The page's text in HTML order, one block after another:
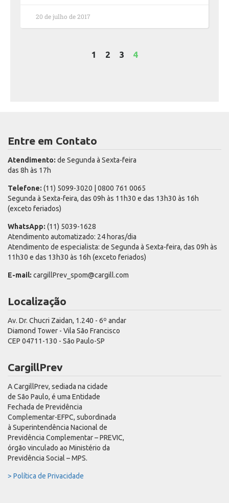
20 de julho de 2017
1 2 3 4
Entre em Contato
Atendimento: de Segunda à Sexta-feira
das 8h às 17h
Telefone: (11) 5099-3020 | 0800 761 0065
Segunda à Sexta-feira, das 09h às 11h30 e das 13h30 às 16h
(exceto feriados)
WhatsApp: (11) 5039-1628
Atendimento automatizado: 24 horas/dia
Atendimento de especialista: de Segunda à Sexta-feira, das 09h às
11h30 e das 13h30 às 16h (exceto feriados)
E-mail: cargillPrev_spom@cargill.com
Localização
Av. Dr. Chucri Zaidan, 1.240 - 6º andar
Diamond Tower - Vila São Francisco
CEP 04711-130 - São Paulo-SP
CargillPrev
A CargillPrev, sediada na cidade
de São Paulo, é uma Entidade
Fechada de Previdência
Complementar-EFPC, subordinada
à Superintendência Nacional de
Previdência Complementar – PREVIC,
órgão vinculado ao Ministério da
Previdência Social – MPS.
> Política de Privacidade